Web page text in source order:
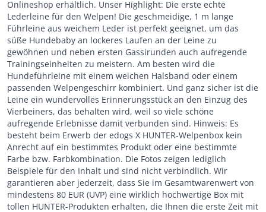
Onlineshop erhältlich. Unser Highlight: Die erste echte
Lederleine für den Welpen! Die geschmeidige, 1 m lange
Führleine aus weichem Leder ist perfekt geeignet, um das
süße Hundebaby an lockeres Laufen an der Leine zu
gewöhnen und neben ersten Gassirunden auch aufregende
Trainingseinheiten zu meistern. Am besten wird die
Hundeführleine mit einem weichen Halsband oder einem
passenden Welpengeschirr kombiniert. Und ganz sicher ist die
Leine ein wundervolles Erinnerungsstück an den Einzug des
Vierbeiners, das behalten wird, weil so viele schöne
aufregende Erlebnisse damit verbunden sind. Hinweis: Es
besteht beim Erwerb der edogs X HUNTER-Welpenbox kein
Anrecht auf ein bestimmtes Produkt oder eine bestimmte
Farbe bzw. Farbkombination. Die Fotos zeigen lediglich
Beispiele für den Inhalt und sind nicht verbindlich. Wir
garantieren aber jederzeit, dass Sie im Gesamtwarenwert von
mindestens 80 EUR (UVP) eine wirklich hochwertige Box mit
tollen HUNTER-Produkten erhalten, die Ihnen die erste Zeit mit